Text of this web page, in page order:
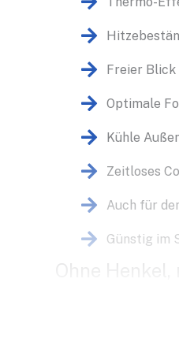
Freier Blick
Optimale
Kühle
Zeitloses
Auch für
Günstig im
In einem Espresso
der Maschine und